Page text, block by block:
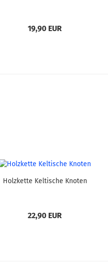
19,90 EUR
Holzkette Keltische Knoten
22,90 EUR